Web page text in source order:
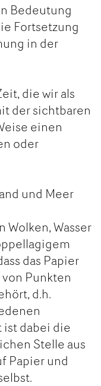
Bedeutung
Fortsetzung
in der
die wir als
der sichtbaren
einen
oder
und Meer
Wasser
das Papier
Punkten
d.h.
ist dabei die
Stelle aus
Papier und